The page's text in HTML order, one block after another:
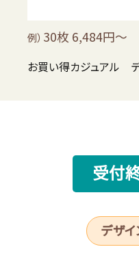
例） 30枚 6,484円～
お買い得カジュアル
受付
デザ